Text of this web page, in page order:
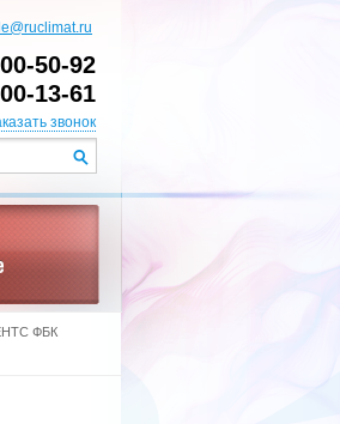
50-92
13-61
звонок
ФБК